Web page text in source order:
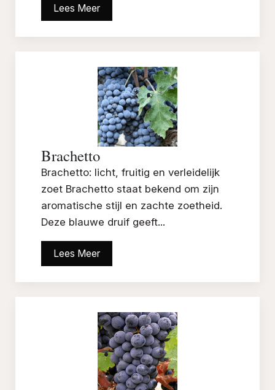
Lees Meer
Brachetto
Brachetto: licht, fruitig en verleidelijk
zoet Brachetto staat bekend om zijn
aromatische stijl en zachte zoetheid.
Deze blauwe druif geeft...
Lees Meer